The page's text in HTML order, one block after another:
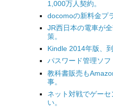
1,000万人契約。
docomoの新料金プ
JR西日本の電車が
策。
Kindle 2014年版、
パスワード管理ソフ
教科書販売も
事。
ネット対戦でゲー
い。